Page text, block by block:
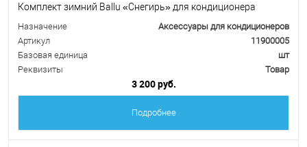
Комплект зимний Ballu «Снегирь» для кондиционера
Назначение
Аксессуары для кондиционеров
Артикул
11900005
Базовая единица
шт
Реквизиты
Товар
3 200 руб.
Подробнее